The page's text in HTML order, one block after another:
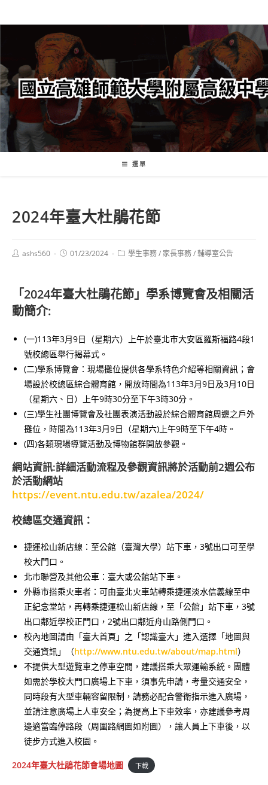
轉
要
內
容
選單
2024年臺大杜鵑花節
Postashs560
Post01/23/2024
Post學生事務/ 家長事務/輔導室公告
「2024年臺大杜鵑花節」學系博覽會及相關活
動簡介:
(一)113年3月9日（星期六）上午於臺北市大安區羅斯福路4段1
號校總區舉行揭幕式。
(二)學系博覽會：現場攤位提供各學系特色介紹等相關資訊；會
場設於校總區綜合體育館，開放時間為113年3月9日及3月10日
（星期六、日）上午9時30分至下午3時30分。
(三)學生社團博覽會及社團表演活動設於綜合體育館周邊之戶外
攤位，時間為113年3月9日（星期六)上午9時至下午4時。
(四)各類現場導覽活動及博物館群開放參觀。
網站資訊:詳細活動流程及參觀資訊將於活動前2週公布
於活動網站
https://event.ntu.edu.tw/azalea/2024/
校總區交通資訊：
捷運松山新店線：至公館（臺灣大學）站下車，3號出口可至學
校大門口。
北市聯營及其他公車：臺大或公館站下車。
外縣市搭乘火車者：可由臺北火車站轉乘捷運淡水信義線至中
正紀念堂站，再轉乘捷運松山新店線，至「公館」站下車，3號
出口鄰近學校正門口，2號出口鄰近舟山路側門口。
校內地圖請由「臺大首頁」之「認識臺大」進入選擇「地圖與
交通資訊」（http://www.ntu.edu.tw/about/map.html）
不提供大型遊覽車之停車空間，建議搭乘大眾運輸系統。團體
如需於學校大門口廣場上下車，須事先申請，考量交通安全，
同時段有大型車輛容留限制，請務必配合警衛指示進入廣場，
並請注意廣場上人車安全；為提高上下車效率，亦建議參考周
邊適當臨停路段（周圍路網圖如附圖），讓人員上下車後，以
徒步方式進入校園。
2024年臺大杜鵑花節會場地圖 下載